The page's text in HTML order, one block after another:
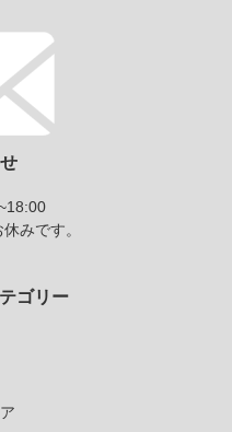
みです。
ゴリー